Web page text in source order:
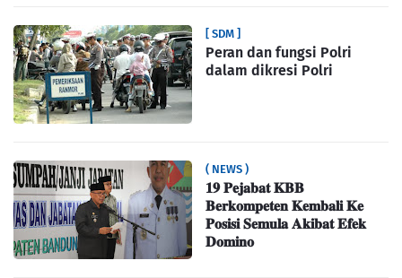
[ SDM ]
Peran dan fungsi Polri
dalam dikresi Polri
( NEWS )
𝟏𝟗 𝐏𝐞𝐣𝐚𝐛𝐚𝐭 𝐊𝐁𝐁
𝐁𝐞𝐫𝐤𝐨𝐦𝐩𝐞𝐭𝐞𝐧 𝐊𝐞𝐦𝐛𝐚𝐥𝐢 𝐊𝐞
𝐏𝐨𝐬𝐢𝐬𝐢 𝐒𝐞𝐦𝐮𝐥𝐚 𝐀𝐤𝐢𝐛𝐚𝐭 𝐄𝐟𝐞𝐤
𝐃𝐨𝐦𝐢𝐧𝐨